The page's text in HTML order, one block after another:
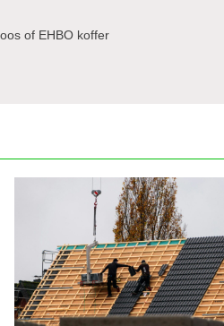
of EHBO koffer